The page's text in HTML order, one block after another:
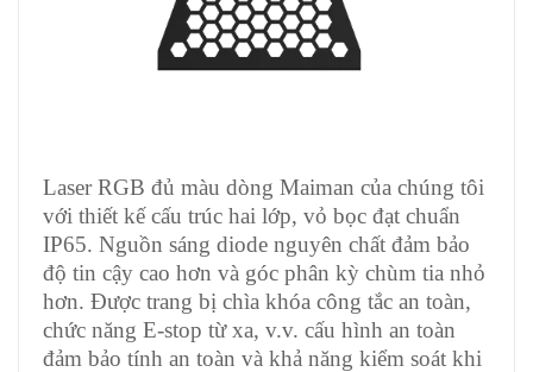
Laser RGB đủ màu dòng Maiman của chúng tôi
với thiết kế cấu trúc hai lớp, vỏ bọc đạt chuẩn
IP65. Nguồn sáng diode nguyên chất đảm bảo
độ tin cậy cao hơn và góc phân kỳ chùm tia nhỏ
hơn. Được trang bị chìa khóa công tắc an toàn,
chức năng E-stop từ xa, v.v. cấu hình an toàn
đảm bảo tính an toàn và khả năng kiểm soát khi